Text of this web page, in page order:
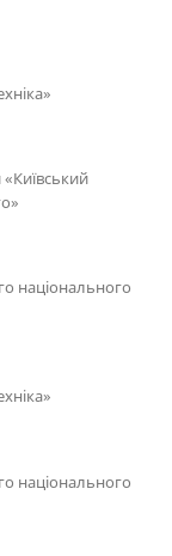
національного
національного